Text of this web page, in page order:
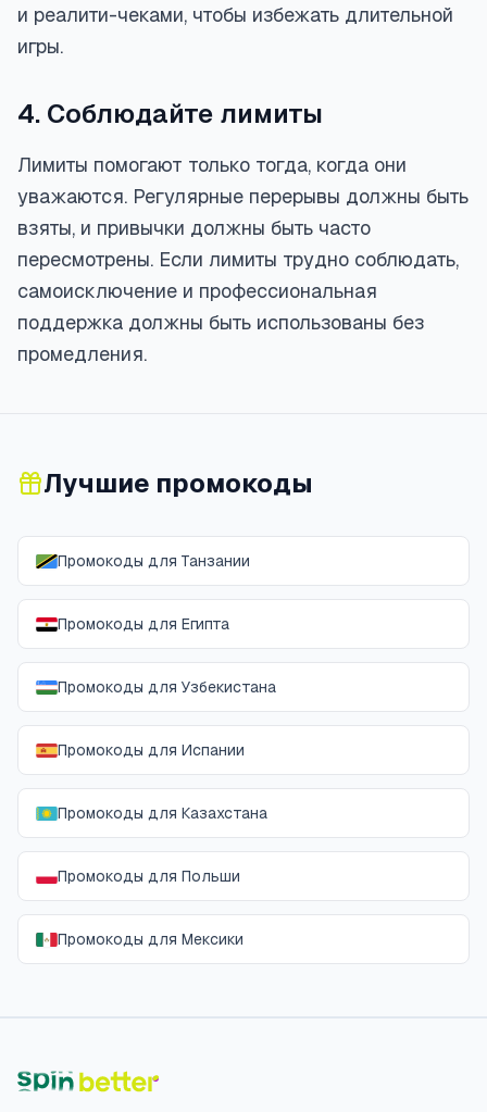
и реалити-чеками, чтобы избежать длительной
игры.
4. Соблюдайте лимиты
Лимиты помогают только тогда, когда они
уважаются. Регулярные перерывы должны быть
взяты, и привычки должны быть часто
пересмотрены. Если лимиты трудно соблюдать,
самоисключение и профессиональная
поддержка должны быть использованы без
промедления.
Лучшие промокоды
Промокоды для Танзании
Промокоды для Египта
Промокоды для Узбекистана
Промокоды для Испании
Промокоды для Казахстана
Промокоды для Польши
Промокоды для Мексики